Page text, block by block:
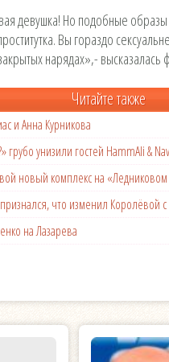
девушка! Но подобные образы
Вы гораздо
нарядах»,- высказалась
Читайте также
и Анна Курникова
унизили гостей HammAli &
новый комплекс на
что изменил
на Лазарева